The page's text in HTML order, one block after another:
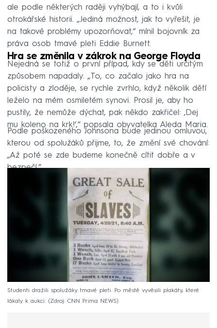
ale podle některých raději vyhýbají, a to i kvůli
otrokářské historii. „Jediná možnost, jak to vyřešit, je
na takové problémy upozorňovat,“ mínil bojovník za
práva osob tmavé pleti Eddie Burnett.
Hra se změnila v zákrok na George Floyda
Nejedná se totiž o první případ, kdy se děti určitým
způsobem napadaly. „To, co začalo jako hra na
policisty a zloděje, se rychle zvrhlo, když několik dětí
leželo na mém osmiletém synovi. Prosil je, aby ho
pustily, že nemůže dýchat, pak někdo zakřičel: ‚Dej
mu koleno na krk!‘,“ popsala obyvatelka Aleda Maria.
Podle poškozeného Johnsona bude jedinou omluvou,
kterou od spolužáků přijme, to, že změní své chování:
„Až poté se zde budeme konečně cítit dobře a v
bezpečí.“
Studenti dražili spolužáky tmavé pleti. Po městě vyvěsili plakáty, které
lákaly k aukci.
Zdroj: CNN Prima NEWS